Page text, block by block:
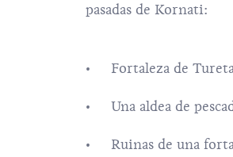
pasadas de Kornati:
Fortaleza de
Una aldea de
Ruinas de una